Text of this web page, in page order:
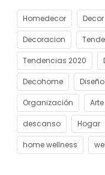
Homedecor Decor
Decoracion
Tendencias 2020
Decohome
Organización
descanso Hogar
home wellness